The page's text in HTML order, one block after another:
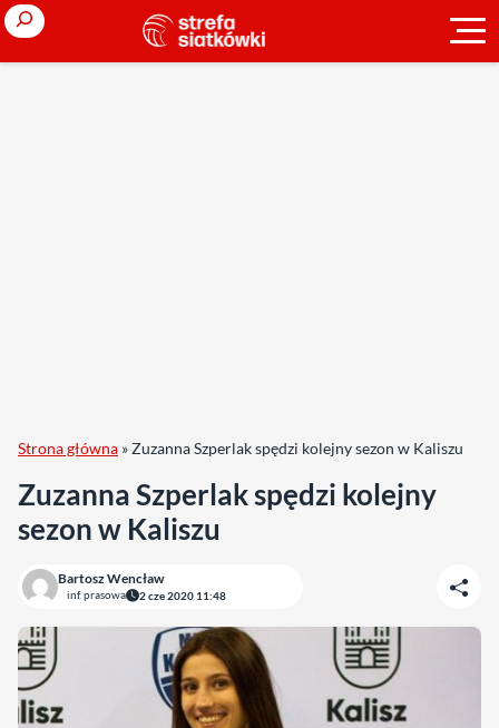
Search
Strona główna »Zuzanna Szperlak spędzi kolejny sezon w Kaliszu
Zuzanna Szperlak spędzi kolejny
sezon w Kaliszu
Bartosz Wencław
inf. prasowa 2 cze 2020 11:48